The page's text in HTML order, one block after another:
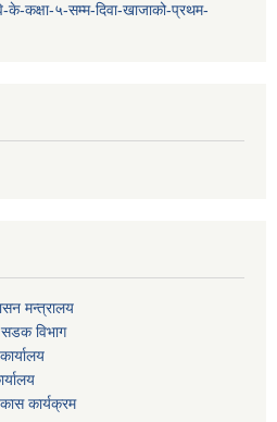
के-कक्षा-५-सम्म-दिवा-खाजाको-प्रथम-
मन्त्रालय
सडक विभाग
कार्यक्रम